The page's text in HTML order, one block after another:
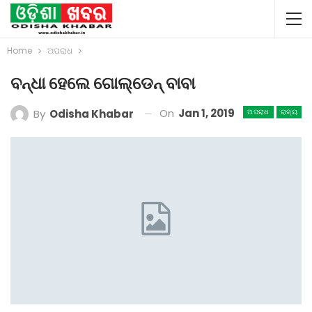
Home ଅପରାଧ
ବନ୍ଧା ହେଲେ ଗୋଲ୍ଡେନ୍‌ ବାବା
ଅପରାଧ ରାଜ୍ୟ
By Odisha Khabar On Jan 1, 2019